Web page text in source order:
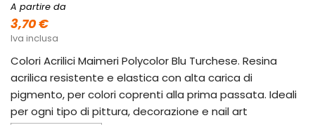
A partire da
3,70 €
Iva inclusa
Colori Acrilici Maimeri Polycolor Blu Turchese. Resina
acrilica resistente e elastica con alta carica di
pigmento, per colori coprenti alla prima passata. Ideali
per ogni tipo di pittura, decorazione e nail art